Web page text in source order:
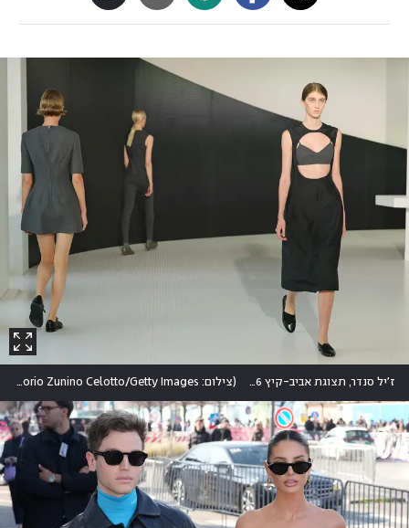
ז'יל סנדר, תצוגת אביב-קיץ 2026 (צילום: Vittorio Zunino Celotto/Getty Images